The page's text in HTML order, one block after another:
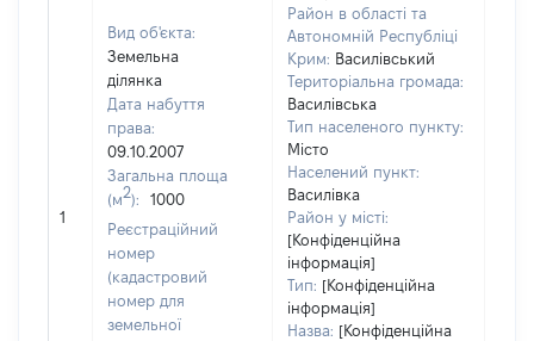
1
Вид об'єкта:
Земельна
ділянка
Дата набуття
права:
09.10.2007
Загальна площа
(м2):
1000
Реєстраційний
номер
(кадастровий
номер для
земельної
Район в області та
Автономній Республіці
Крим: Василівський
Територіальна громада:
Василівська
Тип населеного пункту:
Місто
Населений пункт:
Василівка
Район у місті:
[Конфіденційна
інформація]
Тип: [Конфіденційна
інформація]
Назва: [Конфіденційна